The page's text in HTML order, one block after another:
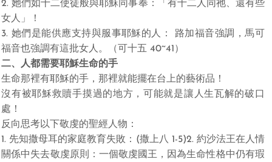
2. 她們如十二使徒般與耶穌同事奉：「有十二人同祂、還有些
女人」！
3. 她們是能供應支持與服事耶穌的人： 路加福音強調，馬可
福音也強調有這批女人。（可十五 40~41）
二、人都需要耶穌生命的手
生命那裡有耶穌的手，那裡就能擺在台上的藝術品！
沒有被耶穌救贖手摸過的地方，可能就是讓人生瓦解的破口
處！
反向思考以下敬虔的聖經人物：
1. 先知撒母耳的家庭教育失敗：(撒上八 1-5)2. 約沙法王在人情
關係中失去敬虔原則：一個敬虔國王，因為生命性格中仍有瑕